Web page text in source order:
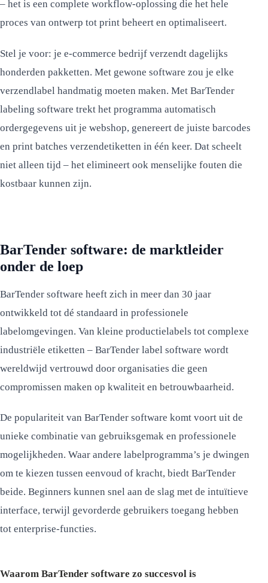
– het is een complete workflow-oplossing die het hele
proces van ontwerp tot print beheert en optimaliseert.
Stel je voor: je e-commerce bedrijf verzendt dagelijks
honderden pakketten. Met gewone software zou je elke
verzendlabel handmatig moeten maken. Met BarTender
labeling software trekt het programma automatisch
ordergegevens uit je webshop, genereert de juiste barcodes
en print batches verzendetiketten in één keer. Dat scheelt
niet alleen tijd – het elimineert ook menselijke fouten die
kostbaar kunnen zijn.
BarTender software: de marktleider
onder de loep
BarTender software heeft zich in meer dan 30 jaar
ontwikkeld tot dé standaard in professionele
labelomgevingen. Van kleine productielabels tot complexe
industriële etiketten – BarTender label software wordt
wereldwijd vertrouwd door organisaties die geen
compromissen maken op kwaliteit en betrouwbaarheid.
De populariteit van BarTender software komt voort uit de
unieke combinatie van gebruiksgemak en professionele
mogelijkheden. Waar andere labelprogramma’s je dwingen
om te kiezen tussen eenvoud of kracht, biedt BarTender
beide. Beginners kunnen snel aan de slag met de intuïtieve
interface, terwijl gevorderde gebruikers toegang hebben
tot enterprise-functies.
Waarom BarTender software zo succesvol is